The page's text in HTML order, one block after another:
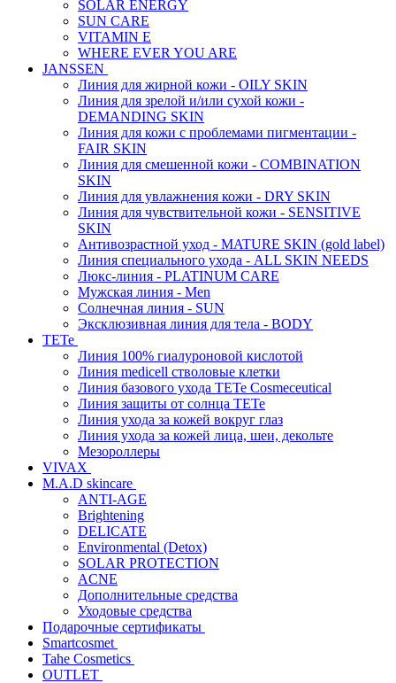
SOLAR ENERGY
SUN CARE
VITAMIN E
WHERE EVER YOU ARE
JANSSEN
Линия для жирной кожи - OILY SKIN
Линия для зрелой и/или сухой кожи -
DEMANDING SKIN
Линия для кожи с проблемами пигментации -
FAIR SKIN
Линия для смешенной кожи - COMBINATION
SKIN
Линия для увлажнения кожи - DRY SKIN
Линия для чувствительной кожи - SENSITIVE
SKIN
Антивозрастной уход - MATURE SKIN (gold label)
Линия специального ухода - ALL SKIN NEEDS
Люкс-линия - PLATINUM CARE
Мужская линия - Men
Солнечная линия - SUN
Эксклюзивная линия для тела - BODY
TETe
Линия 100% гиалуроновой кислотой
Линия medicell стволовые клетки
Линия базового ухода TETe Cosmeceutical
Линия защиты от солнца TETe
Линия ухода за кожей вокруг глаз
Линия ухода за кожей лица, шеи, декольте
Мезороллеры
VIVAX
M.A.D skincare
ANTI-AGE
Brightening
DELICATE
Environmental (Detox)
SOLAR PROTECTION
АCNE
Дополнительные средства
Уходовые средства
Подарочные сертификаты
Smartcosmet
Tahe Cosmetics
OUTLET